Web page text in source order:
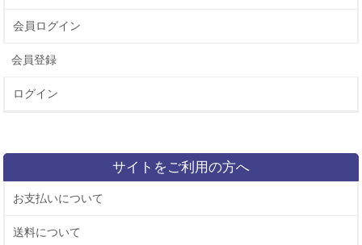
会員ログイン
会員登録
ログイン
サイトをご利用の方へ
お支払いについて
送料について